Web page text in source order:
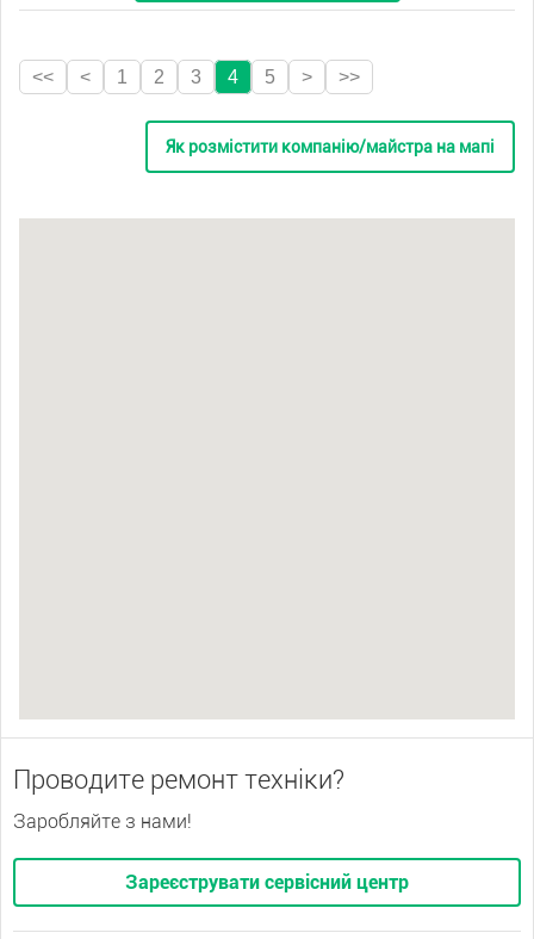
<< < 1 2 3 4 5 > >>
Як розмістити компанію/майстра на мапі
Проводите ремонт техніки?
Заробляйте з нами!
Зареєструвати сервісний центр